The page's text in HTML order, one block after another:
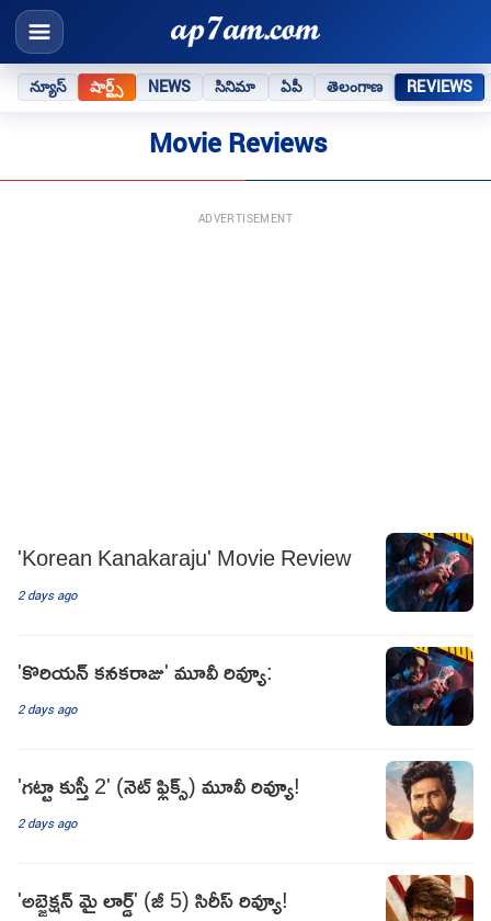
న్యూస్ షార్ట్స్ NEWS సినిమా ఏపీ తెలంగాణ REVIEWS
Movie Reviews
ADVERTISEMENT
'Korean Kanakaraju' Movie Review
2 days ago
'కొరియన్‌ కనకరాజు' మూవీ రివ్యూ:
2 days ago
'గట్టా కుస్తీ 2' (నెట్ ఫ్లిక్స్) మూవీ రివ్యూ!
2 days ago
'అబ్జెక్షన్ మై లార్డ్' (జీ 5) సిరీస్ రివ్యూ!